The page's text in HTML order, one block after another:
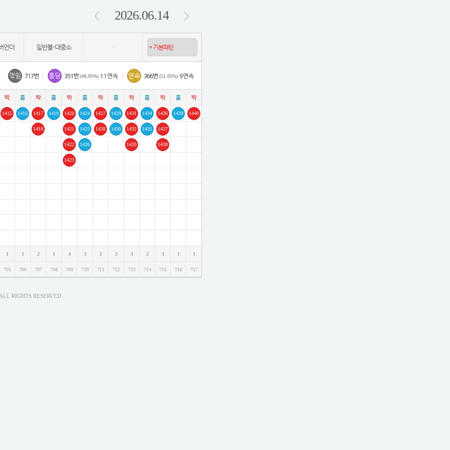
2026.06.14
언더 일반볼-대중소 -
꺾임 717번 퐁당 351번 (48.95%) 11연속 연속 366번 (51.05%) 9연속
1415
1
705
1416
1
706
1417
1418
2
707
1419
1
708
1420
1421
1422
1423
4
709
1424
1425
1426
3
710
1427
1428
2
711
1429
1430
2
712
1431
1432
1433
3
713
1434
1435
2
714
1436
1437
1438
3
715
1439
1
716
1440
1
717
ALL RIGHTS RESERVED